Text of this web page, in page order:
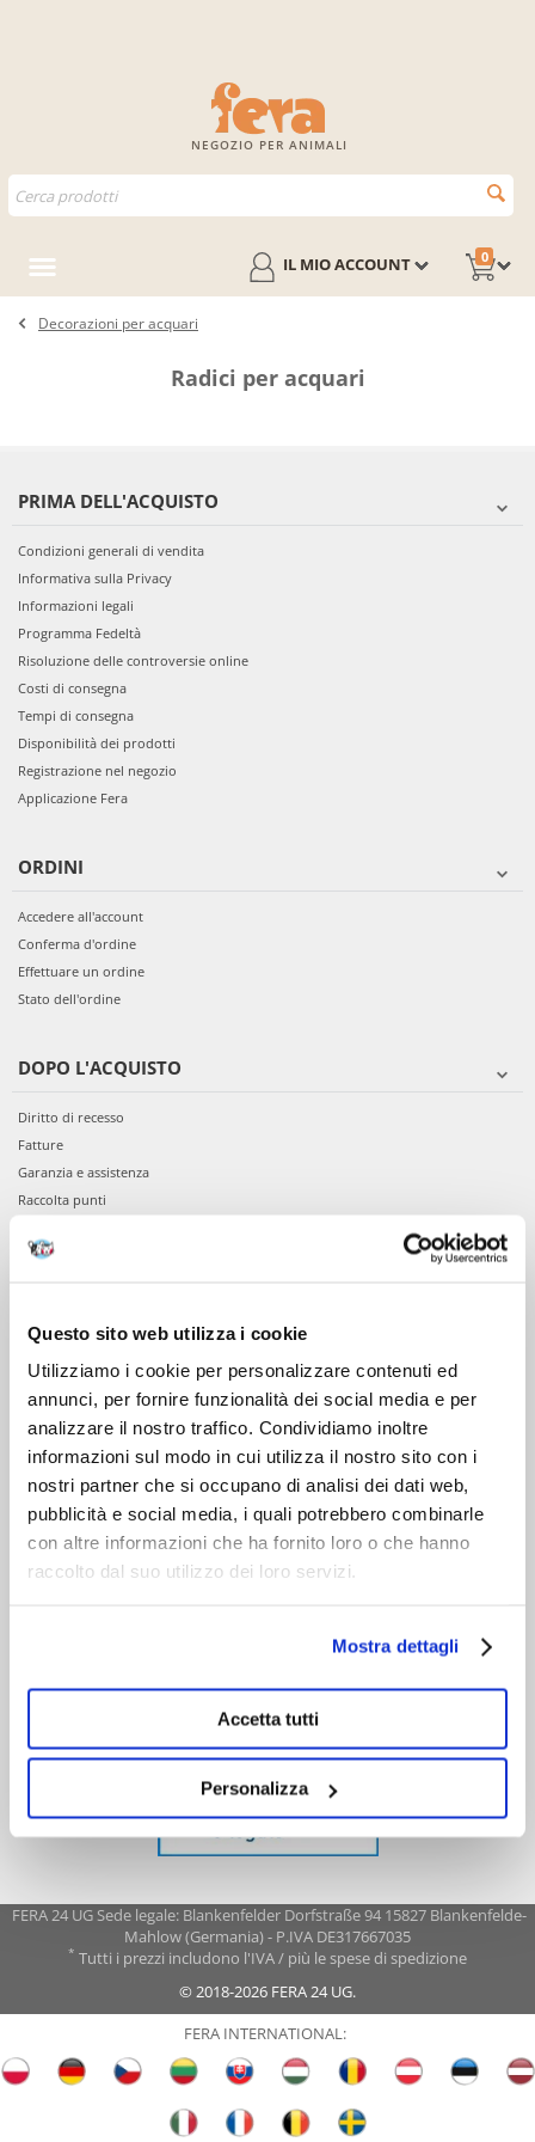
Questo sito web utilizza i cookie
Utilizziamo i cookie per personalizzare contenuti ed
annunci, per fornire funzionalità dei social media e per
analizzare il nostro traffico. Condividiamo inoltre
informazioni sul modo in cui utilizza il nostro sito con i
nostri partner che si occupano di analisi dei dati web,
pubblicità e social media, i quali potrebbero combinarle
con altre informazioni che ha fornito loro o che hanno
raccolto dal suo utilizzo dei loro servizi.
Mostra dettagli
Accetta tutti
Personalizza
NEGOZIO PER ANIMALI
0
IL MIO ACCOUNT
Decorazioni per acquari
Radici per acquari
PRIMA DELL'ACQUISTO
Condizioni generali di vendita
Informativa sulla Privacy
Informazioni legali
Programma Fedeltà
Risoluzione delle controversie online
Costi di consegna
Tempi di consegna
Disponibilità dei prodotti
Registrazione nel negozio
Applicazione Fera
ORDINI
Accedere all'account
Conferma d'ordine
Effettuare un ordine
Stato dell'ordine
DOPO L'ACQUISTO
Diritto di recesso
Fatture
Garanzia e assistenza
Raccolta punti
Servizio clienti
FERA 24 UG Sede legale: Blankenfelder Dorfstraße 94 15827 Blankenfelde-
Mahlow (Germania) - P.IVA DE317667035
* Tutti i prezzi includono l'IVA / più le spese di spedizione
© 2018-2026 FERA 24 UG.
FERA INTERNATIONAL: